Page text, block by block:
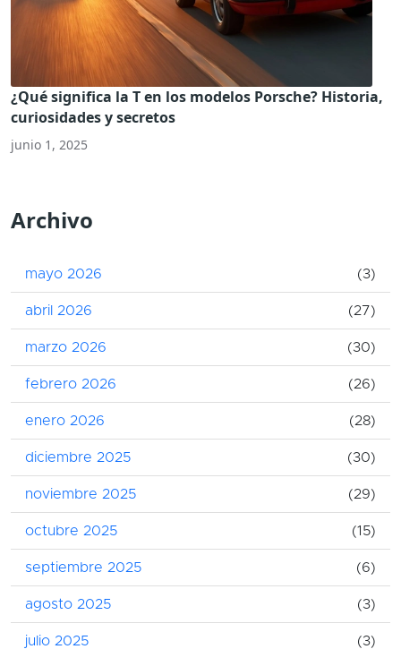
¿Qué significa la T en los modelos Porsche? Historia,
curiosidades y secretos
junio 1, 2025
Archivo
mayo 2026 (3)
abril 2026 (27)
marzo 2026 (30)
febrero 2026 (26)
enero 2026 (28)
diciembre 2025 (30)
noviembre 2025 (29)
octubre 2025 (15)
septiembre 2025 (6)
agosto 2025 (3)
julio 2025 (3)